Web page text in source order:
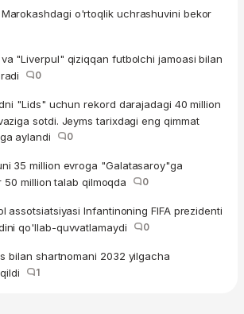
o'rtoqlik uchrashuvini bekor
"Liverpul" qiziqqan futbolchi jamoasi bilan
0
"Lids" uchun rekord darajadagi 40 million
sotdi. Jeyms tarixdagi eng qimmat
aylandi
0
35 million evroga "Galatasaroy"ga
50 million talab qilmoqda
0
assotsiatsiyasi Infantinoning FIFA prezidenti
qo'llab-quvvatlamaydi
0
bilan shartnomani 2032 yilgacha
1